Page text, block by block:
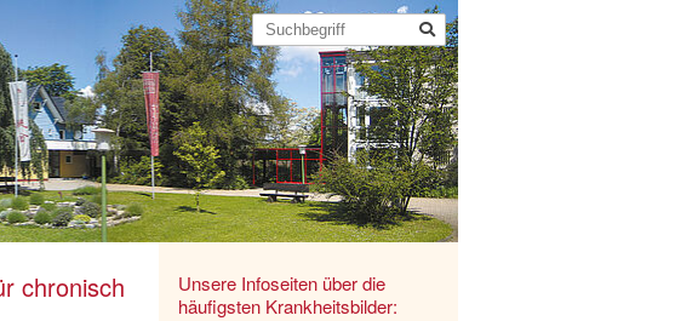
chronisch
Unsere Infoseiten über die
häufigsten Krankheitsbilder: